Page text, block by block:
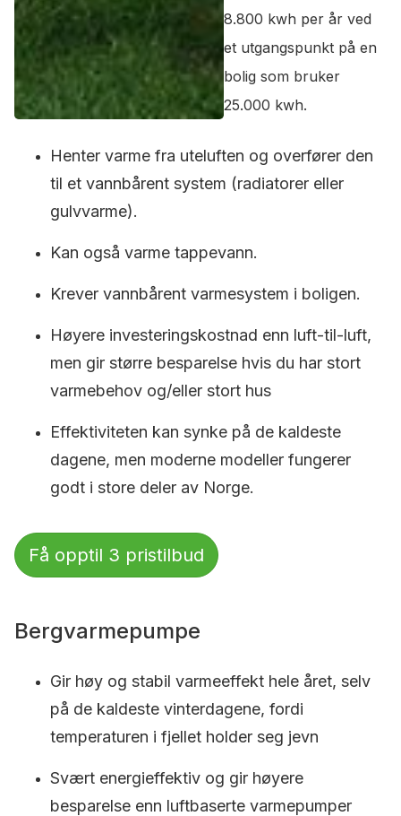
8.800 kwh per år ved
et utgangspunkt på en
bolig som bruker
25.000 kwh.
Henter varme fra uteluften og overfører den
til et vannbårent system (radiatorer eller
gulvvarme).
Kan også varme tappevann.
Krever vannbårent varmesystem i boligen.
Høyere investeringskostnad enn luft-til-luft,
men gir større besparelse hvis du har stort
varmebehov og/eller stort hus
Effektiviteten kan synke på de kaldeste
dagene, men moderne modeller fungerer
godt i store deler av Norge.
Få opptil 3 pristilbud
Bergvarmepumpe
Gir høy og stabil varmeeffekt hele året, selv
på de kaldeste vinterdagene, fordi
temperaturen i fjellet holder seg jevn
Svært energieffektiv og gir høyere
besparelse enn luftbaserte varmepumper